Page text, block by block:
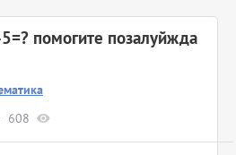
608
помогите позалуйжда